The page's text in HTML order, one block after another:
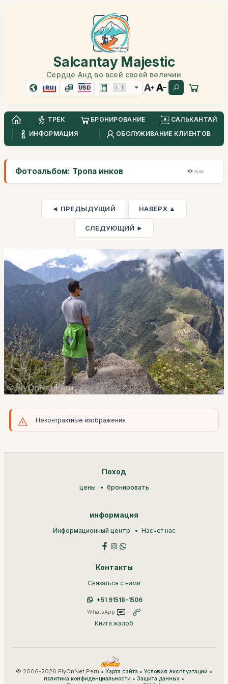
Salcantay Majestic
Сердце Анд во всей своей величии
RU USD
ТРЕК БРОНИРОВАНИЕ
САЛЬКАНТАЙ
ИНФОРМАЦИЯ
ОБСЛУЖИВАНИЕ КЛИЕНТОВ
Фотоальбом: Тропа инков 70,6K
◄ ПРЕДЫДУЩИЙ НАВЕРХ ▲
СЛЕДУЮЩИЙ ►
Неконтрактные изображения
Поход
цены бронировать
информация
Информационный центр Насчет нас
Контакты
Связаться с нами
+51 91518-1506
WhatsApp +
Книга жалоб
© 2006-2026 FlyOnNet Peru • Карта сайта • Условия эксплуатации •
политика конфиденциальности • Защита данных •